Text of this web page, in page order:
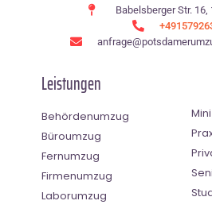
Babelsberger Str.
Leistungen
Behördenumzug
Büroumzug
Fernumzug
Firmenumzug
Laborumzug